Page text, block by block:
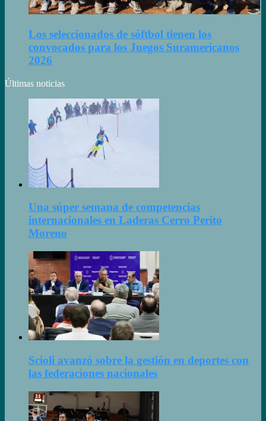
Los seleccionados de sóftbol tienen los
convocados para los Juegos Suramericanos
2026
Últimas noticias
Una súper semana de competencias
internacionales en Laderas Cerro Perito
Moreno
Scioli avanzó sobre la gestión en deportes con
las federaciones nacionales